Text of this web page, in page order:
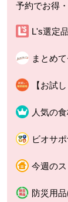
予約でお得
L's選定品
まとめ
【お試
人気の
ビオサ
今週の
防災用